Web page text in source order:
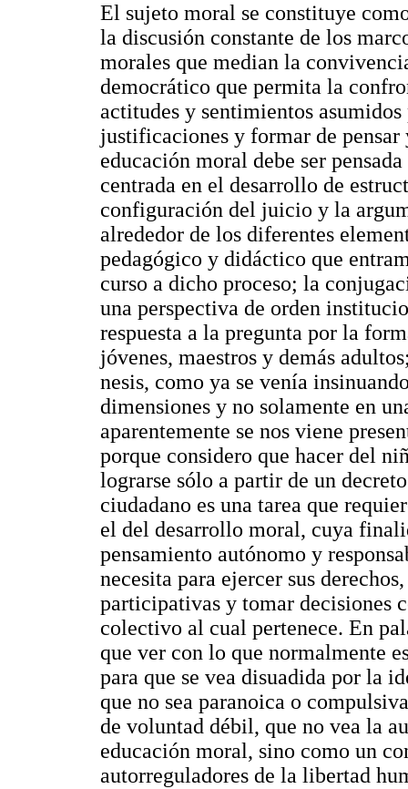
El sujeto moral se constituye
la discusión constante de los
morales que median la
democrático que permita la
actitudes y sentimientos
justificaciones y formar de
educación moral debe ser
centrada en el desarrollo de
configuración del juicio y la
alrededor de los diferentes
pedagógico y didáctico que
curso a dicho proceso; la
una perspectiva de orden
respuesta a la pregunta por la
jóvenes, maestros y demás
nesis, como ya se venía
dimensiones y no solamente en
aparentemente se nos viene
porque considero que hacer del
lograrse sólo a partir de un
ciudadano es una tarea que
el del desarrollo moral, cuya
pensamiento autónomo y
necesita para ejercer sus
participativas y tomar decisiones
colectivo al cual pertenece. En
que ver con lo que normalmente
para que se vea disuadida por la
que no sea paranoica o
de voluntad débil, que no vea la
educación moral, sino como un
autorreguladores de la libertad